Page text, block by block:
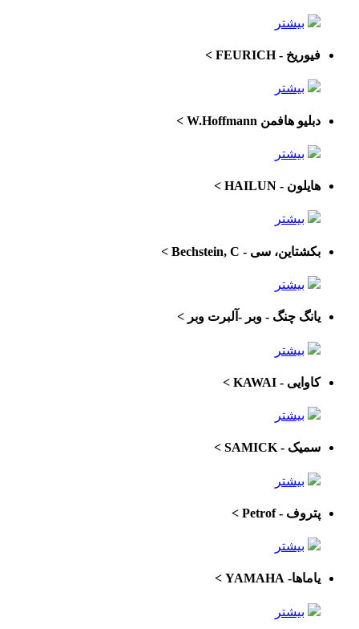
بیشتر
فیوریخ - FEURICH >
بیشتر
دبلیو هافمن W.Hoffmann >
بیشتر
هایلون - HAILUN >
بیشتر
بکشتاین، سی - Bechstein, C >
بیشتر
یانگ چنگ - وبر -آلبرت وبر >
بیشتر
کاوایی - KAWAI >
بیشتر
سمیک - SAMICK >
بیشتر
پتروف - Petrof >
بیشتر
یاماها- YAMAHA >
بیشتر